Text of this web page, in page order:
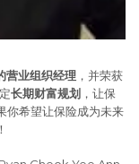
营业组织经理 ，并荣获
长期财富规划 ，让保
你希望让保险成为未来